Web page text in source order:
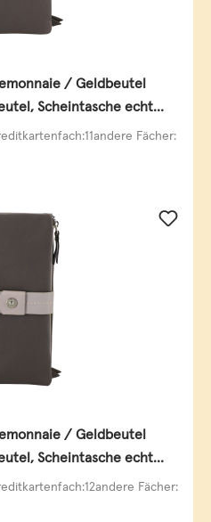
/ Geldbeutel
Scheintasche echt
Fächer:
/ Geldbeutel
Scheintasche echt
Fächer: